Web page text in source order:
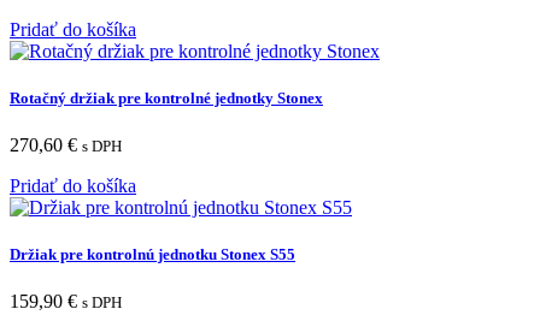
Pridať do košíka
Rotačný držiak pre kontrolné jednotky Stonex
270,60 € s DPH
Pridať do košíka
Držiak pre kontrolnú jednotku Stonex S55
159,90 € s DPH